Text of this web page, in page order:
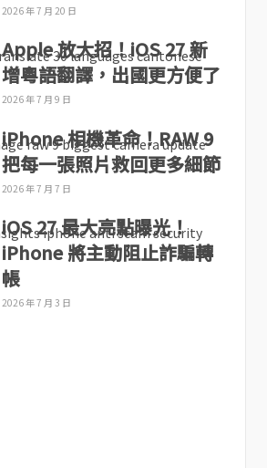
2026 年 7 月 20 日
Apple 放大招！iOS 27 新
增粵語翻譯，出國更方便了
2026 年 7 月 9 日
iPhone 相機革命！RAW 9
把每一張照片救回更多細節
2026 年 7 月 7 日
iOS 27 最大亮點曝光！
iPhone 將主動阻止詐騙轉
帳
2026 年 7 月 3 日